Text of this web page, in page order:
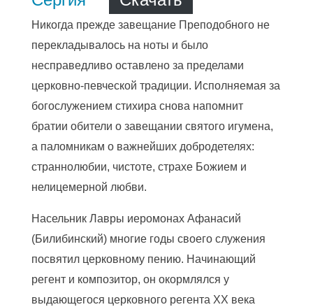
Никогда прежде завещание Преподобного не
перекладывалось на ноты и было
несправедливо оставлено за пределами
церковно-певческой традиции. Исполняемая за
богослужением стихира снова напомнит
братии обители о завещании святого игумена,
а паломникам о важнейших добродетелях:
страннолюбии, чистоте, страхе Божием и
нелицемерной любви.
Насельник Лавры иеромонах Афанасий
(Билибинский) многие годы своего служения
посвятил церковному пению. Начинающий
регент и композитор, он окормлялся у
выдающегося церковного регента XX века